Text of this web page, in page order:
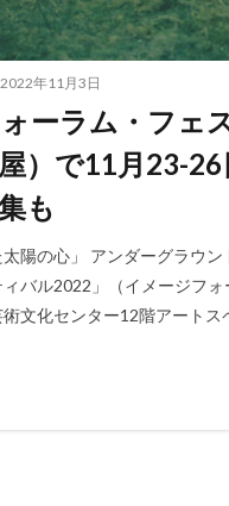
2022年11月3日
ーラム・フェ
）で11月23-
も
太陽の心」 アンダーグラウ
バル2022」（イメージフ
術文化センター12階アート